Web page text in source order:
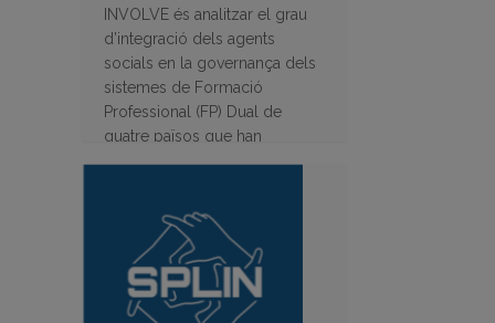
INVOLVE és analitzar el grau
d’integració dels agents
socials en la governança dels
sistemes de Formació
Professional (FP) Dual de
quatre països que han
desenvolupat recentment